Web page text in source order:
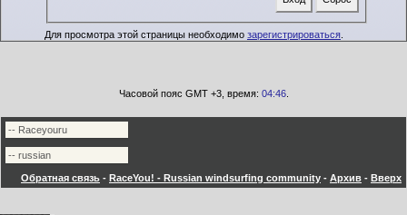
Для просмотра этой страницы необходимо зарегистрироваться
Часовой пояс GMT +3, время: 04:46.
Обратная связь - RaceYou! - Russian windsurfing community - Архив - Вверх